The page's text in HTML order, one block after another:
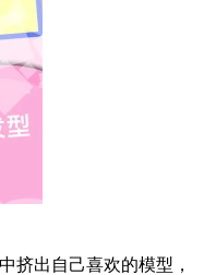
挤出自己喜欢的模型，